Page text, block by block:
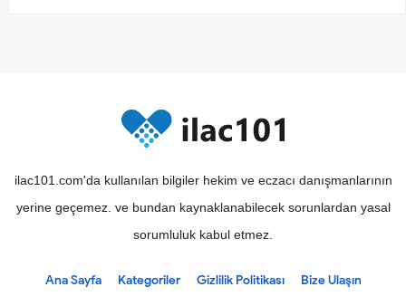
ilac101.com'da kullanılan bilgiler hekim ve eczacı danışmanlarının
yerine geçemez. ve bundan kaynaklanabilecek sorunlardan yasal
sorumluluk kabul etmez.
Ana Sayfa Kategoriler Gizlilik Politikası Bize Ulaşın